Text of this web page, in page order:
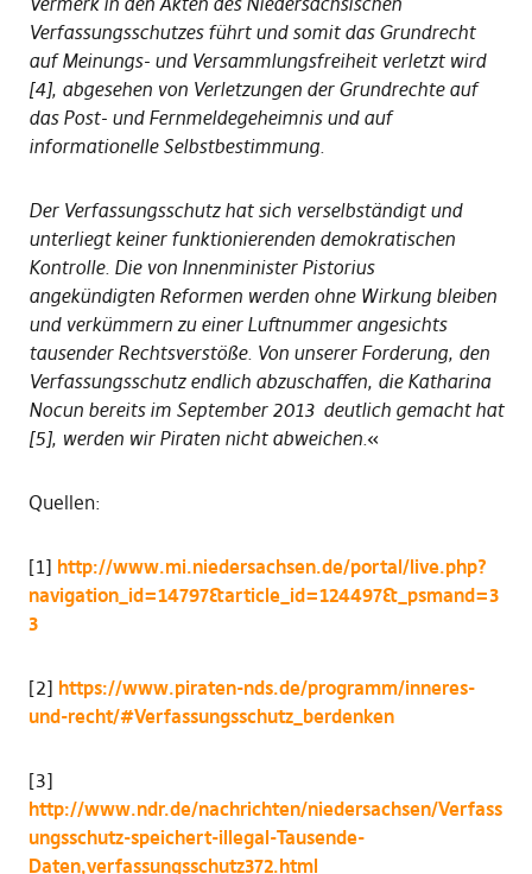
Verfassungsschutzes führt und somit das Grundrecht
auf Meinungs- und Versammlungsfreiheit verletzt wird
[4], abgesehen von Verletzungen der Grundrechte auf
das Post- und Fernmeldegeheimnis und auf
informationelle Selbstbestimmung.
Der Verfassungsschutz hat sich verselbständigt und
unterliegt keiner funktionierenden demokratischen
Kontrolle. Die von Innenminister Pistorius
angekündigten Reformen werden ohne Wirkung bleiben
und verkümmern zu einer Luftnummer angesichts
tausender Rechtsverstöße. Von unserer Forderung, den
Verfassungsschutz endlich abzuschaffen, die Katharina
Nocun bereits im September 2013 deutlich gemacht hat
[5], werden wir Piraten nicht abweichen.«
Quellen:
[1] http://www.mi.niedersachsen.de/portal/live.php?
navigation_id=14797&article_id=124497&_psmand=3
3
[2] https://www.piraten-nds.de/programm/inneres-
und-recht/#Verfassungsschutz_berdenken
[3]
http://www.ndr.de/nachrichten/niedersachsen/Verfass
ungsschutz-speichert-illegal-Tausende-
Daten,verfassungsschutz372.html